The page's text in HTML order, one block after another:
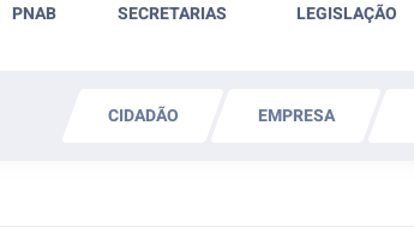
PNAB SECRETARIAS LEGISLAÇÃO
CIDADÃO EMPRESA